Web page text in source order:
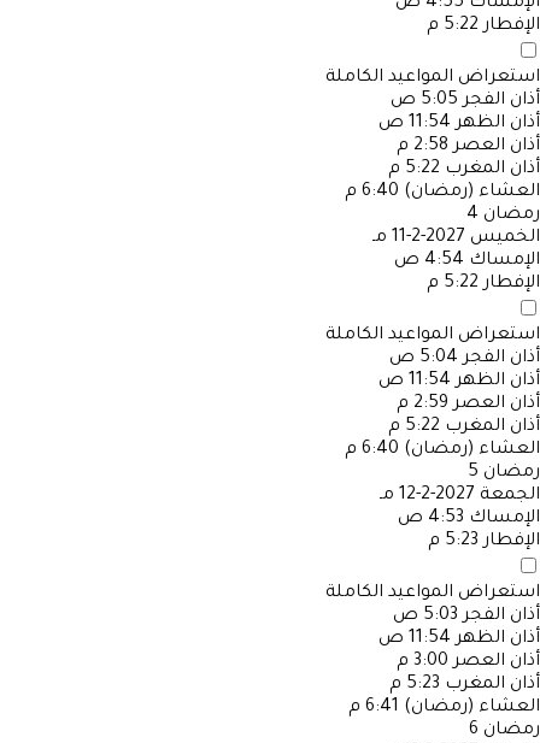
الإمساك 4:55 ص
الإفطار 5:22 م
استعراض المواعيد الكاملة
أذان الفجر 5:05 ص
أذان الظهر 11:54 ص
أذان العصر 2:58 م
أذان المغرب 5:22 م
العشاء (رمضان) 6:40 م
رمضان 4
الخميس 2027-2-11 مـ
الإمساك 4:54 ص
الإفطار 5:22 م
استعراض المواعيد الكاملة
أذان الفجر 5:04 ص
أذان الظهر 11:54 ص
أذان العصر 2:59 م
أذان المغرب 5:22 م
العشاء (رمضان) 6:40 م
رمضان 5
الجمعة 2027-2-12 مـ
الإمساك 4:53 ص
الإفطار 5:23 م
استعراض المواعيد الكاملة
أذان الفجر 5:03 ص
أذان الظهر 11:54 ص
أذان العصر 3:00 م
أذان المغرب 5:23 م
العشاء (رمضان) 6:41 م
رمضان 6